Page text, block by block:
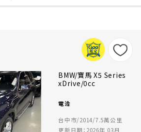
BMW/寶馬 X5 Series
xDrive/0cc
電洽
台中市/2014/7.5萬公里
更新日期：2026年 03月